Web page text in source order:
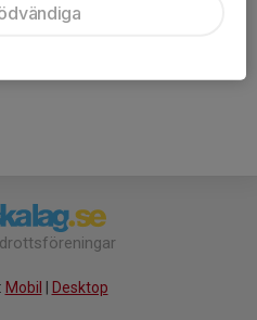
Mobil Desktop